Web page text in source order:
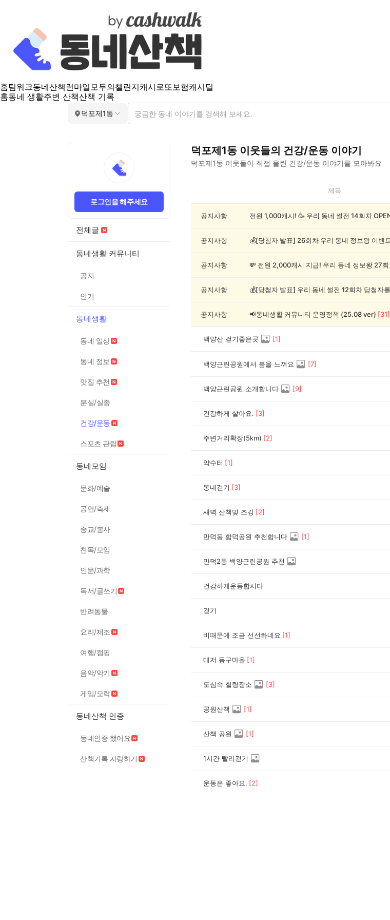
홈팀워크동네산책 런마일모두의챌린지캐시로또보험캐시딜
홈동네 생활주변 산책산책 기록
덕포제1동
로그인을 해주세요
전체글
동네생활 커뮤니티
공지
인기
동네생활
동네 일상
동네 정보
맛집 추천
분실/실종
건강/운동
스포츠 관람
동네모임
문화/예술
공연/축제
종교/봉사
친목/모임
인문/과학
독서/글쓰기
반려동물
요리/제조
여행/캠핑
음악/악기
게임/오락
동네산책 인증
동네인증 했어요
산책기록 자랑하기
덕포제1동 이웃들의 건강/운동 이야기
덕포제1동 이웃들이 직접 올린 건강/운동 이야기를 모아봐요
제
강/
제목
공지사항
공지사항
공지사항
공지사항
공지사항 📢동네생활 커뮤니티 운영정책 (25.08 ver) [31]
백양산 걷기좋은곳 [1]
백양근린공원에서 봄을 느껴요 [7]
백양근린공원 소개합니다 [9]
건강하게 살아요. [3]
주변거리확장(5km) [2]
약수터 [1]
동네걷기 [3]
새벽 산책밎 조깅 [2]
만덕동 함덕공원 추천합니다 [1]
만덕2동 백양근린공원 추천
건강하게운동합시다
걷기
비때문에 조금 선선하네요 [1]
대저 등구마을 [1]
도심속 힐링장소 [3]
공원산책 [1]
산책 공원 [1]
1시간 빨리걷기
운동은 좋아요. [2]